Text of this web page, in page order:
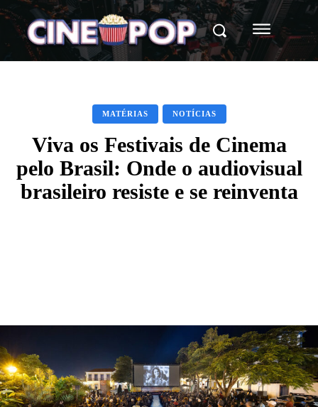
MATÉRIAS NOTÍCIAS
Viva os Festivais de Cinema
pelo Brasil: Onde o audiovisual
brasileiro resiste e se reinventa